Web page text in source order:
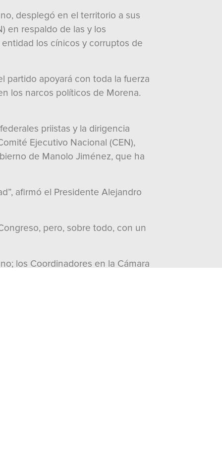
desplegó en el territorio a sus
en respaldo de las y los
los cínicos y corruptos de
partido apoyará con toda la fuerza
los narcos políticos de Morena.
priistas y la dirigencia
Ejecutivo Nacional (CEN),
de Manolo Jiménez, que ha
afirmó el Presidente Alejandro
pero, sobre todo, con un
los Coordinadores en la Cámara